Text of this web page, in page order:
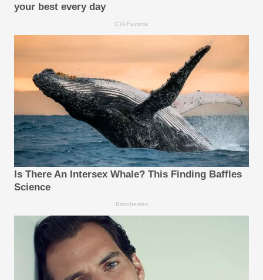
your best every day
CTA Favorite
Is There An Intersex Whale? This Finding Baffles
Science
Brainberries